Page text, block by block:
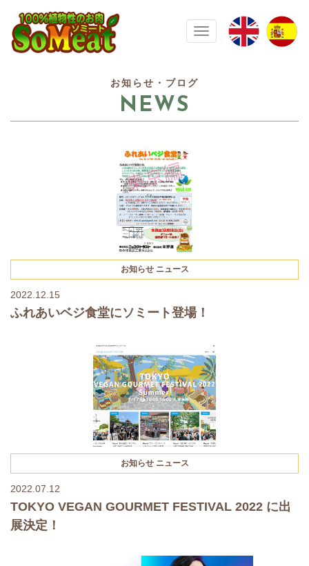
Toggle navigation
100%植物性の大豆ミート ソミ
お知らせ・ブログ
NEWS
お知らせ ニュース
2022.12.15
ふれあいベジ食堂にソミート登場！
お知らせ ニュース
2022.07.12
TOKYO VEGAN GOURMET FESTIVAL 2022 に出
展決定！